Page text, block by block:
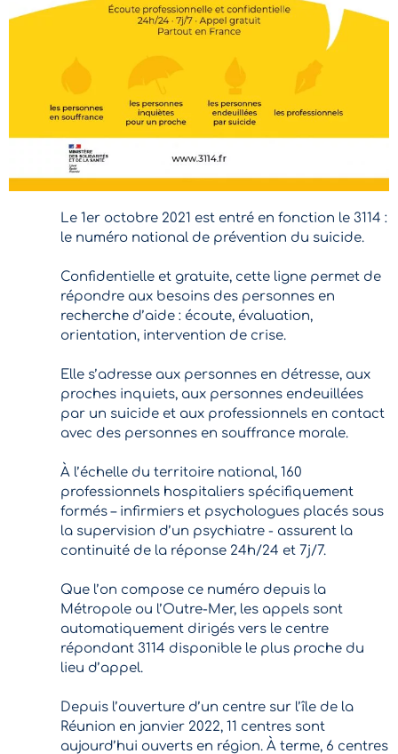
Le 1er octobre 2021 est entré en fonction le 3114 :
le numéro national de prévention du suicide.
Confidentielle et gratuite, cette ligne permet de
répondre aux besoins des personnes en
recherche d’aide : écoute, évaluation,
orientation, intervention de crise.
Elle s’adresse aux personnes en détresse, aux
proches inquiets, aux personnes endeuillées
par un suicide et aux professionnels en contact
avec des personnes en souffrance morale.
À l’échelle du territoire national, 160
professionnels hospitaliers spécifiquement
formés – infirmiers et psychologues placés sous
la supervision d’un psychiatre - assurent la
continuité de la réponse 24h/24 et 7j/7.
Que l’on compose ce numéro depuis la
Métropole ou l’Outre-Mer, les appels sont
automatiquement dirigés vers le centre
répondant 3114 disponible le plus proche du
lieu d’appel.
Depuis l’ouverture d’un centre sur l’île de la
Réunion en janvier 2022, 11 centres sont
aujourd’hui ouverts en région. À terme, 6 centres